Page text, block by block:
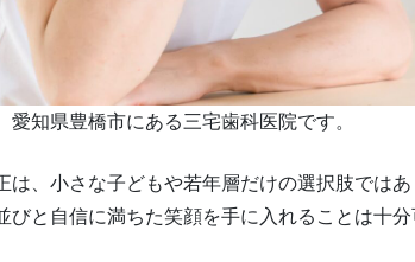
愛知県豊橋市にある三宅歯科医院です。
は、小さな子どもや若年層だけの選択肢では
びと自信に満ちた笑顔を手に入れることは十分